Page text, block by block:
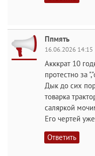
Ппмять
16.06.2026 14:15
Акккрат 10
протестно за
Дык до сих
товарка
саляркой
Его чертей
Ответить